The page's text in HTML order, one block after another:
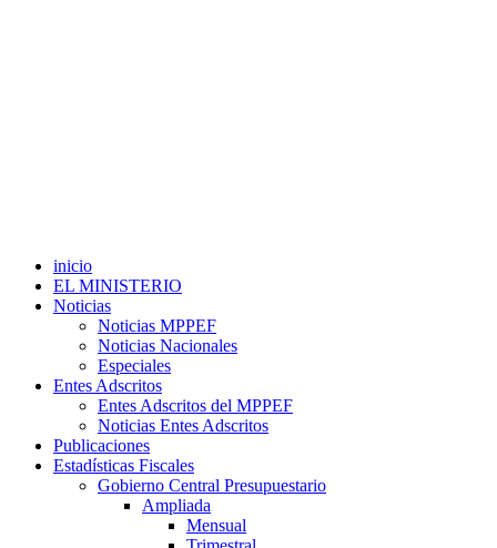
inicio
EL MINISTERIO
Noticias
Noticias MPPEF
Noticias Nacionales
Especiales
Entes Adscritos
Entes Adscritos del MPPEF
Noticias Entes Adscritos
Publicaciones
Estadísticas Fiscales
Gobierno Central Presupuestario
Ampliada
Mensual